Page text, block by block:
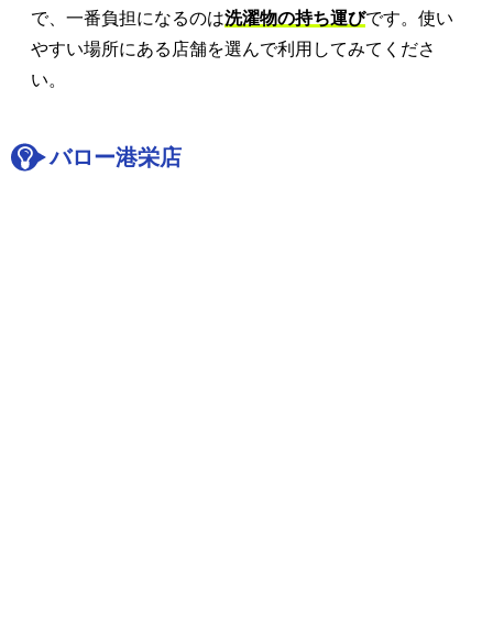
で、一番負担になるのは洗濯物の持ち運びです。使い
やすい場所にある店舗を選んで利用してみてくださ
い。
バロー港栄店